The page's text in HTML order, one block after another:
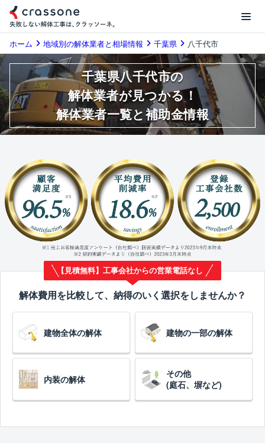
ホーム 地域別の解体業者と相場情報 千葉県 八千代市
千葉県八千代市の
解体業者が見つかる！
解体業者一覧と補助金情報
【見積無料】工事会社からの営業電話なし
解体費用を比較して、納得のいく選択をしませんか？
建物全体の解体 建物の一部の解体
内装の解体
その他
(庭石、塀など)